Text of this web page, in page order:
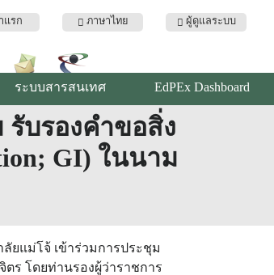
แรก ภาษาไทย ผู้ดูแลระบบ
ระบบสารสนเทศ EdPEx Dashboard
บรองคำขอสิ่ง
GI) ในนาม
ยแม่โจ้ เข้าร่วมการประชุม
ตร โดยท่านรองผู้ว่าราชการ